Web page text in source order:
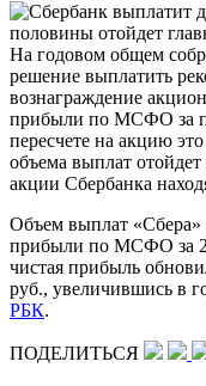
На годовом общем
решение выплатить
вознаграждение
прибыли по МСФО за
пересчете на акцию
объема выплат
акции Сбербанка
Объем выплат «Сбера»
прибыли по МСФО за
чистая прибыль
руб., увеличившись в
РБК.
ПОДЕЛИТЬСЯ